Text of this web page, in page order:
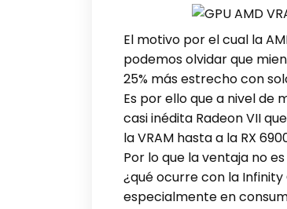
El motivo por el cual la
podemos olvidar que
25% más estrecho con
Es por ello que a nivel de
casi inédita Radeon VII
la VRAM hasta a la RX
Por lo que la ventaja no
¿qué ocurre con la
especialmente en